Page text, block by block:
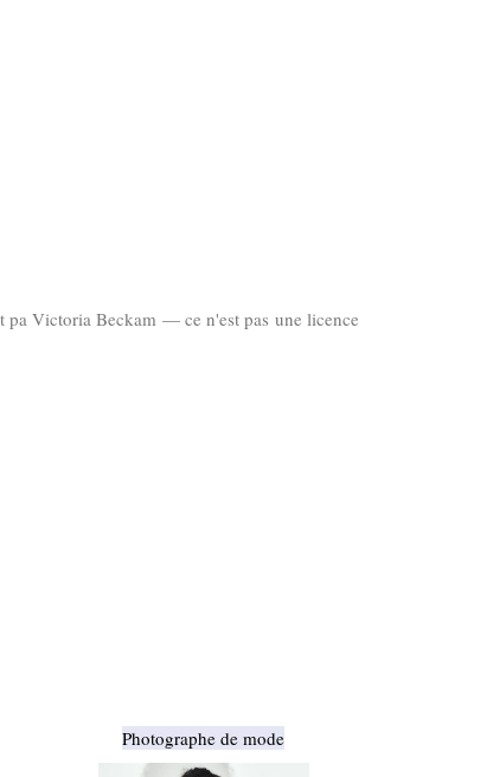
pa Victoria Beckam — ce n'est pas une licence
Photographe de mode